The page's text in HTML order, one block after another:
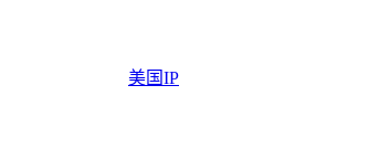
美国IP